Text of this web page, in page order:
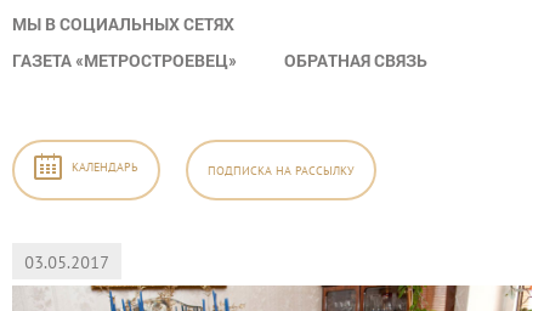
МЫ В СОЦИАЛЬНЫХ СЕТЯХ
ГАЗЕТА «МЕТРОСТРОЕВЕЦ»
ОБРАТНАЯ СВЯЗЬ
КАЛЕНДАРЬ ПОДПИСКА НА РАССЫЛКУ
03.05.2017